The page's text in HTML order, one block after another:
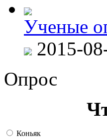
Ученые
2015-
Опрос
Коньяк